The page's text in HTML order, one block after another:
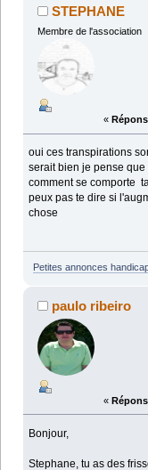
STEPHANE
Membre de l'association
«
oui ces transpirations
serait bien je pense
comment se comporte
peux pas te dire si
chose
Petites annonces
paulo ribeiro
«
Bonjour,
Stephane, tu as des